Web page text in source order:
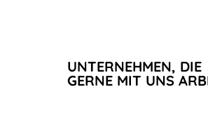
UNTERNEHMEN, DIE
GERNE MIT UNS